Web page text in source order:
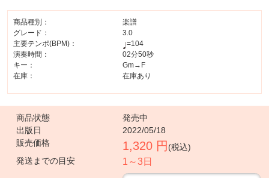
商品種別：
楽譜
グレード：
3.0
主要テンポ(BPM)：
=104
演奏時間：
02分50秒
キー：
Gm→F
在庫：
在庫あり
商品状態
発売中
出版日
2022/05/18
販売価格
1,320 円 (税込)
発送までの目安
1～3日